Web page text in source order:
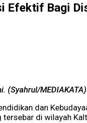
Efektif Bagi
(Syahrul/MEDIAKATA)
dan
di wilayah